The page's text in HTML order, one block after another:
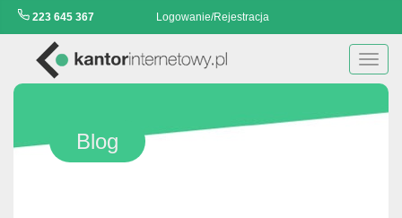
223 645 367 Logowanie/Rejestracja
Blog